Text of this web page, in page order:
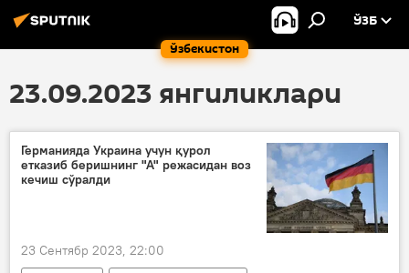
Ўзбекистон
ЎЗБ
23.09.2023 янгиликлари
Германияда Украина учун қурол
етказиб беришнинг "А" режасидан воз
кечиш сўралди
23 Сентябр 2023, 22:00